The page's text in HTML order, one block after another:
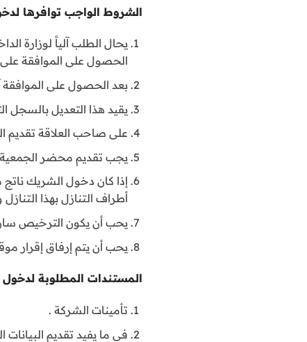
الشروط الواجب توافرها لدخول شريك (2) الشريك
يحال الطلب آلياً لوزارة
الحصول على الموافقة
بعد الحصول على الموافقة
يقيد هذا التعديل بالسجل
على صاحب العلاقة تقديم
يجب تقديم محضر الجمعية خلال
إذا كان دخول الشريك
أطراف التنازل بهذا
يحب أن يكون الترخيص
يحب أن يتم إرفاق إقرار
المستندات المطلوبة لدخول شريك (2) الشريك شخص
تأمينات الشركة .
في ما يفيد تقديم البيانات